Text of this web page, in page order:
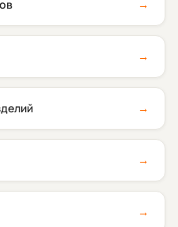
→
→
→
→
→